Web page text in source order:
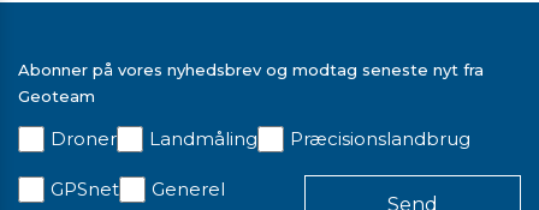
Abonner på vores nyhedsbrev og modtag seneste nyt fra
Geoteam
Droner Landmåling Præcisionslandbrug
GPSnet Generel